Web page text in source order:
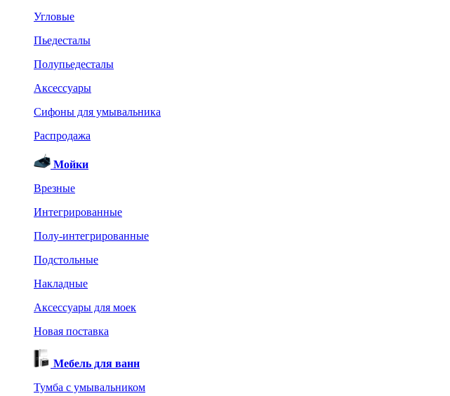
Угловые
Пьедесталы
Полупьедесталы
Аксессуары
Сифоны для умывальника
Распродажа
Мойки
Врезные
Интегрированные
Полу-интегрированные
Подстольные
Накладные
Аксессуары для моек
Новая поставка
Мебель для ванн
Тумба с умывальником